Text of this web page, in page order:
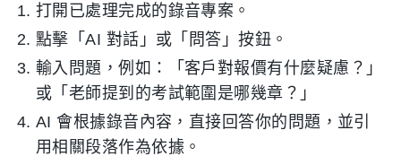
打開已處理完成的錄音專案。
點擊「AI 對話」或「問答」按鈕。
輸入問題，例如：「客戶對報價有什麼疑慮？」
或「老師提到的考試範圍是哪幾章？」
AI 會根據錄音內容，直接回答你的問題，並引
用相關段落作為依據。